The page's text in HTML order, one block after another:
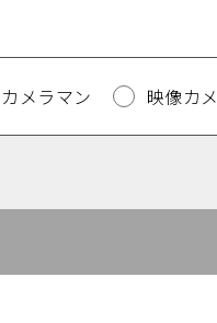
メラマン 映像カ